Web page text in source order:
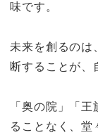
味です。
未来を創るのは
断することが、
「奥の院」「
ることなく、堂